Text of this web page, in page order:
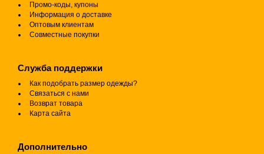
Промо-коды, купоны
Информация о доставке
Оптовым клиентам
Совместные покупки
Служба поддержки
Как подобрать размер одежды?
Связаться с нами
Возврат товара
Карта сайта
Дополнительно